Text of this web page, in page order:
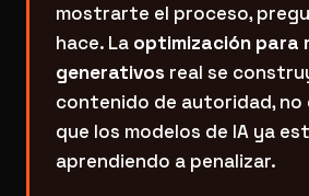
mostrarte el proceso,
hace. La optimización para
generativos real se
contenido de autoridad, no
que los modelos de IA ya
aprendiendo a penalizar.